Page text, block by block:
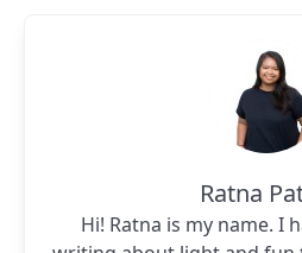
Ratna
Hi! Ratna is my name. I